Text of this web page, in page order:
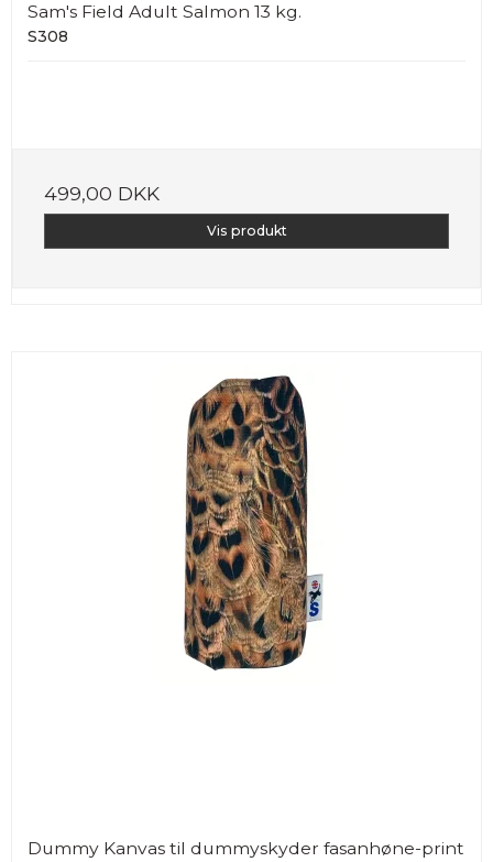
Sam's Field Adult Salmon 13 kg.
S308
499,00 DKK
Vis produkt
Dummy Kanvas til dummyskyder fasanhøne-print